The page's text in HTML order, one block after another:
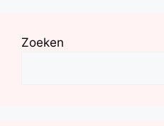
Zoeken